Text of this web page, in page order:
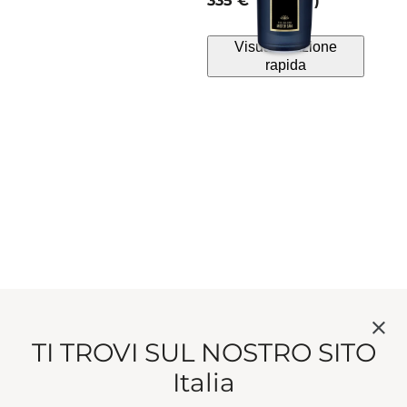
Visualizzazione
rapida
TI TROVI SUL NOSTRO SITO
Italia